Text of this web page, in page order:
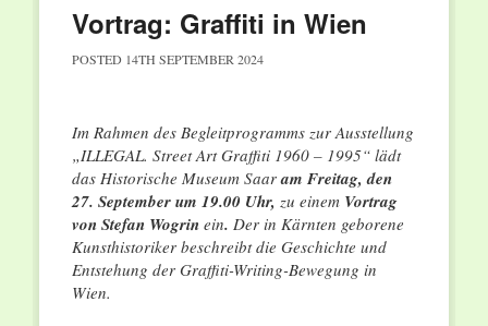
Vortrag: Graffiti in Wien
POSTED 14TH SEPTEMBER 2024
Im Rahmen des Begleitprogramms zur Ausstellung
„ILLEGAL. Street Art Graffiti 1960 – 1995“ lädt
das Historische Museum Saaram Freitag, den
27. September um 19.00 Uhr, zu einem Vortrag
von Stefan Wogrinein. Der in Kärnten geborene
Kunsthistoriker beschreibt die Geschichte und
Entstehung der Graffiti-Writing-Bewegung in
Wien.